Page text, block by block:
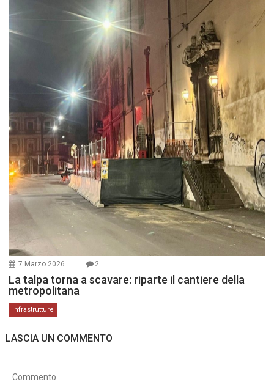
7 Marzo 2026 2
La talpa torna a scavare: riparte il cantiere della
metropolitana
Infrastrutture
LASCIA UN COMMENTO